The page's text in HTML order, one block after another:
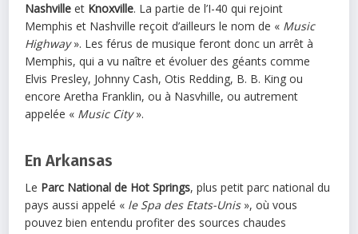
Nashville et Knoxville. La partie de l’I-40 qui rejoint
Memphis et Nashville reçoit d’ailleurs le nom de « Music
Highway». Les férus de musique feront donc un arrêt à
Memphis, qui a vu naître et évoluer des géants comme
Elvis Presley, Johnny Cash, Otis Redding, B. B. King ou
encore Aretha Franklin, ou à Nasvhille, ou autrement
appelée « Music City».
En Arkansas
Le Parc National de Hot Springs, plus petit parc national du
pays aussi appelé « le Spa des Etats-Unis», où vous
pouvez bien entendu profiter des sources chaudes